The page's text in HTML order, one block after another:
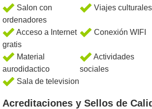
Salon con
ordenadores
Viajes culturales
Acceso a Internet
gratis
Conexión WIFI
Material
aurodidactico
Actividades
sociales
Sala de television
Acreditaciones y Sellos de